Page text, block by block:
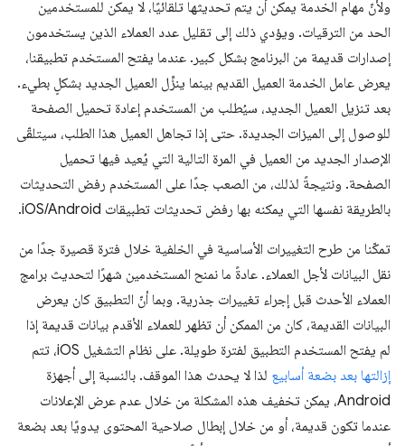
ولأنّ مهام الخدمة يمكن أن يتم تحديثها تلقائيًا، لا يمكن للمستخدمين
الحد من الترقيات. ويؤدي ذلك إلى تقليل عدد العملاء الذين يستخدمون
إصدارات قديمة من البرنامج بشكل كبير. عندما يفتح المستخدم تطبيقنا،
يعرض عامل الخدمة العميل القديم بينما ينزِّل العميل الجديد بشكلٍ بطيء.
بعد تنزيل العميل الجديد، سيُطلب من المستخدم إعادة تحميل الصفحة
للوصول إلى الميزات الجديدة. حتى إذا تجاهل العميل هذا الطلب، سيتلقّى
الإصدار الجديد من العميل في المرة التالية التي يُعيد فيها تحميل
الصفحة. ونتيجةً لذلك، من الصعب جدًا على المستخدم رفض التحديثات
بالطريقة نفسها التي يمكنه بها رفض تحديثات تطبيقات iOS/Android.
تمكّنا من طرح التغييرات الأساسية في الخلفية خلال فترة قصيرة جدًا من
نقل البيانات لأجل العملاء. عادةً ما نمنح المستخدمين شهرًا لتحديث برامج
العملاء الأحدث قبل إجراء تغييرات جذرية. وبما أنّ التطبيق كان يعرض
البيانات القديمة، كان من الممكن أن تظهر للعملاء الأقدم بيانات قديمة إذا
لم يفتح المستخدم التطبيق لفترة طويلة. على نظام التشغيل iOS، تتم
إزالتها بعد بضعة أسابيع لذا لا يحدث هذا الموقف. بالنسبة إلى أجهزة
Android، يمكن تخفيف هذه المشكلة من خلال عدم عرض الإعلانات
عندما تكون قديمة، أو من خلال إبطال صلاحية المحتوى يدويًا بعد بضعة